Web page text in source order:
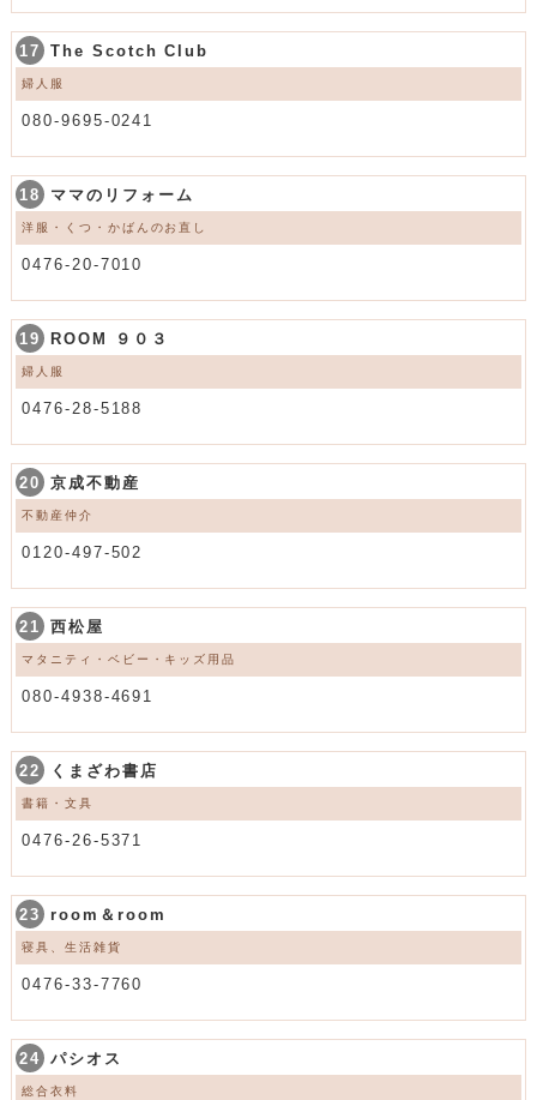
17 The Scotch Club
婦人服
080-9695-0241
18 ママのリフォーム
洋服・くつ・かばんのお直し
0476-20-7010
19 ROOM ９０３
婦人服
0476-28-5188
20 京成不動産
不動産仲介
0120-497-502
21 西松屋
マタニティ・ベビー・キッズ用品
080-4938-4691
22 くまざわ書店
書籍・文具
0476-26-5371
23 room＆room
寝具、生活雑貨
0476-33-7760
24 パシオス
総合衣料